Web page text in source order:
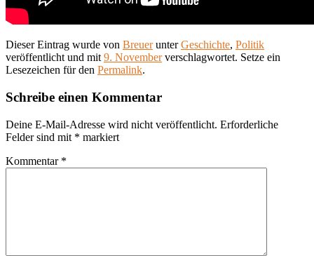
Dieser Eintrag wurde von BreuerunterGeschichte, Politik
veröffentlicht und mit9. Novemberverschlagwortet. Setze ein
Lesezeichen für den Permalink.
Schreibe einen Kommentar
Deine E-Mail-Adresse wird nicht veröffentlicht. Erforderliche
Felder sind mit * markiert
Kommentar *